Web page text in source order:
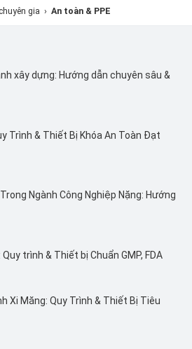
gia › An toàn & PPE
xây dựng: Hướng dẫn chuyên sâu &
Trình & Thiết Bị Khóa An Toàn Đạt
Ngành Công Nghiệp Nặng: Hướng
trình & Thiết bị Chuẩn GMP, FDA
Xi Măng: Quy Trình & Thiết Bị Tiêu